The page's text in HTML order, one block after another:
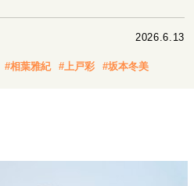
2026.6.13
#相葉雅紀 #上戸彩 #坂本冬美